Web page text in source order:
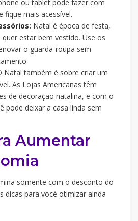
ou tablet pode fazer com
fique mais acessível.
: Natal é época de festa,
estar bem vestido. Use os
o guarda-roupa sem
Natal também é sobre criar um
As Lojas Americanas têm
de decoração natalina, e com o
pode deixar a casa linda sem
Aumentar
somente com o desconto do
dicas para você otimizar ainda